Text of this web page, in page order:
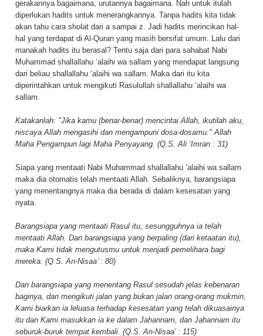
gerakannya bagaimana, urutannya bagaimana. Nah untuk itulah
diperlukan hadits untuk menerangkannya. Tanpa hadits kita tidak
akan tahu cara sholat dari a sampai z. Jadi hadits merincikan hal-
hal yang terdapat di Al-Quran yang masih bersifat umum. Lalu dari
manakah hadits itu berasal? Tentu saja dari para sahabat Nabi
Muhammad shallallahu ‘alaihi wa sallam yang mendapat langsung
dari beliau shallallahu ‘alaihi wa sallam. Maka dari itu kita
diperintahkan untuk mengikuti Rasulullah shallallahu ‘alaihi wa
sallam.
Katakanlah: "Jika kamu (benar-benar) mencintai Allah, ikutilah aku,
niscaya Allah mengasihi dan mengampuni dosa-dosamu." Allah
Maha Pengampun lagi Maha Penyayang. (Q.S. Ali ‘Imran : 31)
Siapa yang mentaati Nabi Muhammad shallallahu ‘alaihi wa sallam
maka dia otomatis telah mentaati Allah. Sebaliknya, barangsiapa
yang menentangnya maka dia berada di dalam kesesatan yang
nyata.
Barangsiapa yang mentaati Rasul itu, sesungguhnya ia telah
mentaati Allah. Dan barangsiapa yang berpaling (dari ketaatan itu),
maka Kami tidak mengutusmu untuk menjadi pemelihara bagi
mereka. (Q.S. An-Nisaa’ : 80)
Dan barangsiapa yang menentang Rasul sesudah jelas kebenaran
baginya, dan mengikuti jalan yang bukan jalan orang-orang mukmin,
Kami biarkan ia leluasa terhadap kesesatan yang telah dikuasainya
itu dan Kami masukkan ia ke dalam Jahannam, dan Jahannam itu
seburuk-buruk tempat kembali. (Q.S. An-Nisaa’ : 115)